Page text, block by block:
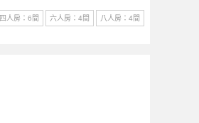
四人房：6間 六人房：4間 八人房：4間